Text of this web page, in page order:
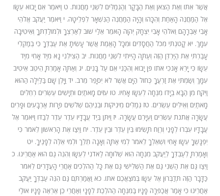
אֲשֶׁר אִתּוֹ וְאֶת הַצֹּאן וְאֶת הַבָּקָר וְהַגְּמַלִּים לִשְׁנֵי מַחֲנוֹת. ט וַיֹּאמֶר אִם יָבוֹא עֵשָׂו
אֶל הַמַּחֲנֶה הָאַחַת וְהִכָּהוּ וְהָיָה הַמַּחֲנֶה הַנִּשְׁאָר לִפְלֵיטָה. י וַיֹּאמֶר יַעֲקֹב אֱלֹהֵי
אָבִי אַבְרָהָם וֵאלֹהֵי אָבִי יִצְחָק יְהוָה הָאֹמֵר אֵלַי שׁוּב לְאַרְצְךָ וּלְמוֹלַדְתְּךָ וְאֵיטִיבָה
עִמָּךְ. יא קָטֹנְתִּי מִכֹּל הַחֲסָדִים וּמִכָּל הָאֱמֶת אֲשֶׁר עָשִׂיתָ אֶת עַבְדֶּךָ כִּי בְמַקְלִי
עָבַרְתִּי אֶת הַיַּרְדֵּן הַזֶּה וְעַתָּה הָיִיתִי לִשְׁנֵי מַחֲנוֹת. יב הַצִּילֵנִי נָא מִיַּד אָחִי מִיַּד
עֵשָׂו כִּי יָרֵא אָנֹכִי אֹתוֹ פֶּן יָבוֹא וְהִכַּנִי אֵם עַל בָּנִים. יג וְאַתָּה אָמַרְתָּ הֵיטֵב אֵיטִיב
עִמָּךְ וְשַׂמְתִּי אֶת זַרְעֲךָ כְּחוֹל הַיָּם אֲשֶׁר לֹא יִסָּפֵר מֵרֹב. יד וַיָּלֶן שָׁם בַּלַּיְלָה הַהוּא
וַיִּקַּח מִן הַבָּא בְיָדוֹ מִנְחָה לְעֵשָׂו אָחִיו. טו עִזִּים מָאתַיִם וּתְיָשִׁים עֶשְׂרִים רְחֵלִים
מָאתַיִם וְאֵילִים עֶשְׂרִים. טז גְּמַלִּים מֵינִיקוֹת וּבְנֵיהֶם שְׁלֹשִׁים פָּרוֹת אַרְבָּעִים וּפָרִים
עֲשָׂרָה אֲתֹנֹת עֶשְׂרִים וַעְיָרִם עֲשָׂרָה. יז וַיִּתֵּן בְּיַד עֲבָדָיו עֵדֶר עֵדֶר לְבַדּוֹ וַיֹּאמֶר אֶל
עֲבָדָיו עִבְרוּ לְפָנַי וְרֶוַח תָּשִׂימוּ בֵּין עֵדֶר וּבֵין עֵדֶר. יח וַיְצַו אֶת הָרִאשׁוֹן לֵאמֹר כִּי
יִפְגָּשְׁךָ עֵשָׂו אָחִי וִשְׁאֵלְךָ לֵאמֹר לְמִי אַתָּה וְאָנָה תֵלֵךְ וּלְמִי אֵלֶּה לְפָנֶיךָ. יט
וְאָמַרְתָּ לְעַבְדְּךָ לְיַעֲקֹב מִנְחָה הִוא שְׁלוּחָה לַאדֹנִי לְעֵשָׂו וְהִנֵּה גַם הוּא אַחֲרֵינוּ. כ
וַיְצַו גַּם אֶת הַשֵּׁנִי גַּם אֶת הַשְּׁלִישִׁי גַּם אֶת כָּל הַהֹלְכִים אַחֲרֵי הָעֲדָרִים לֵאמֹר
כַּדָּבָר הַזֶּה תְּדַבְּרוּן אֶל עֵשָׂו בְּמֹצַאֲכֶם אֹתוֹ. כא וַאֲמַרְתֶּם גַּם הִנֵּה עַבְדְּךָ יַעֲקֹב
אַחֲרֵינוּ כִּי אָמַר אֲכַפְּרָה פָנָיו בַּמִּנְחָה הַהֹלֶכֶת לְפָנָי וְאַחֲרֵי כֵן אֶרְאֶה פָנָיו אוּלַי